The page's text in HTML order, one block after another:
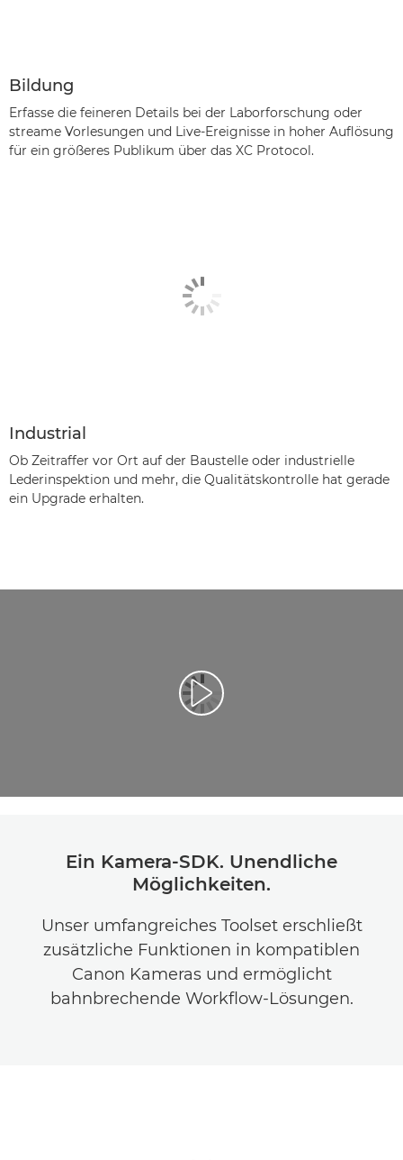
Bildung
Erfasse die feineren Details bei der Laborforschung oder
streame Vorlesungen und Live-Ereignisse in hoher Auflösung
für ein größeres Publikum über das XC Protocol.
Industrial
Ob Zeitraffer vor Ort auf der Baustelle oder industrielle
Lederinspektion und mehr, die Qualitätskontrolle hat gerade
ein Upgrade erhalten.
Video abspielen
Ein Kamera-SDK. Unendliche
Möglichkeiten.
Unser umfangreiches Toolset erschließt
zusätzliche Funktionen in kompatiblen
Canon Kameras und ermöglicht
bahnbrechende Workflow-Lösungen.